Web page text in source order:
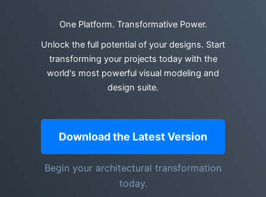
One Platform. Transformative Power.
Unlock the full potential of your designs. Start
transforming your projects today with the
world's most powerful visual modeling and
design suite.
Download the Latest Version
Begin your architectural transformation
today.